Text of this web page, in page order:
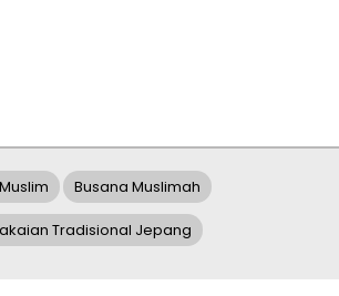
Busana Muslimah
Tradisional Jepang